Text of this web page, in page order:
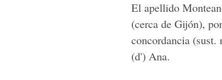
El apellido
(cerca de Gijón),
concordancia (sust.
(d') Ana.